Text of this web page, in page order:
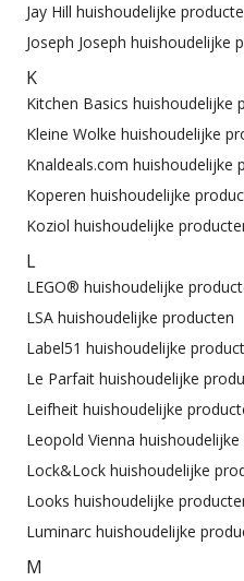
Jay Hill huishoudelijke
Joseph Joseph huishoudelijke
K
Kitchen Basics huishoudelijke
Kleine Wolke huishoudelijke
Knaldeals.com huishoudelijke
Koperen huishoudelijke
Koziol huishoudelijke
L
LEGO® huishoudelijke
LSA huishoudelijke producten
Label51 huishoudelijke
Le Parfait huishoudelijke
Leifheit huishoudelijke
Leopold Vienna
Lock&Lock huishoudelijke
Looks huishoudelijke
Luminarc huishoudelijke
M